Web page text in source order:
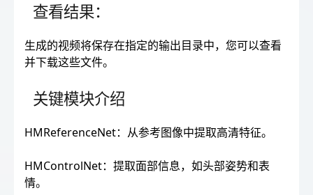
查看结果：
生成的视频将保存在指定的输出目录中，您可以查看
并下载这些文件。
关键模块介绍
HMReferenceNet：从参考图像中提取高清特征。
HMControlNet：提取面部信息，如头部姿势和表
情。